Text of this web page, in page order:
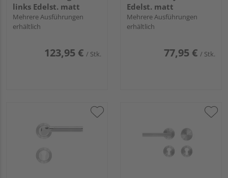
links Edelst. matt
Mehrere Ausführungen
erhältlich
123,95 € / Stk.
Edelst. matt
Mehrere Ausführungen
erhältlich
77,95 € / Stk.